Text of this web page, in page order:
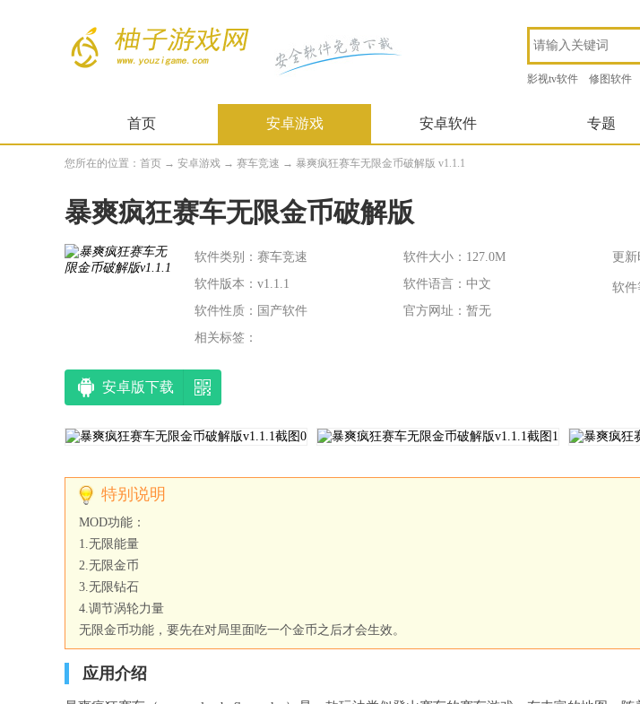
影视tv软件 修图软件
首页 安卓游戏 安卓软件 专题
您所在的位置： 首页 → 安卓游戏 → 赛车竞速 → 暴爽疯狂赛车无限金币破解版 v1.1.1
暴爽疯狂赛车无限金币破解版
软件类别：赛车竞速 软件大小：127.0M
更
软件版本：v1.1.1
软件语言：中文
软件
软件性质：国产软件
官方网址：暂无
相关标签：
安卓版下载
MOD功能：
1.无限能量
2.无限金币
3.无限钻石
4.调节涡轮力量
无限金币功能，要先在对局里面吃一个金币之后才会生效。
应用介绍